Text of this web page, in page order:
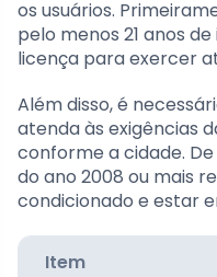
os usuários.
pelo menos 21 anos
licença para exercer
Além disso, é
atenda às exigências
conforme a cidade.
do ano 2008 ou mais
condicionado e estar
Item